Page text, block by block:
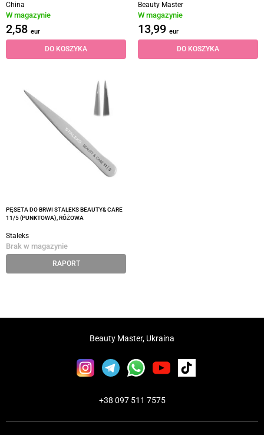
China
W magazynie
2,58 eur
DO KOSZYKA
Beauty Master
W magazynie
13,99 eur
DO KOSZYKA
PĘSETA DO BRWI STALEKS BEAUTY& CARE
11/5 (PUNKTOWA), RÓŻOWA
Staleks
Brak w magazynie
RAPORT
Beauty Master, Ukraina
+38 097 511 7575